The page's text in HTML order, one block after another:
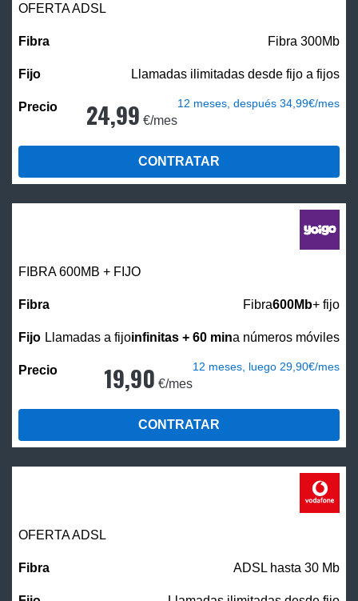
OFERTA ADSL
Fibra 300Mb
Llamadas ilimitadas desde fijo a fijos
24,99 €/mes
12 meses, después 34,99€/mes
CONTRATAR
FIBRA 600MB + FIJO
Fibra600Mb+ fijo
Llamadas a fijoinfinitas + 60 mina números móviles
19,90 €/mes
12 meses, luego 29,90€/mes
CONTRATAR
OFERTA ADSL
ADSL hasta 30 Mb